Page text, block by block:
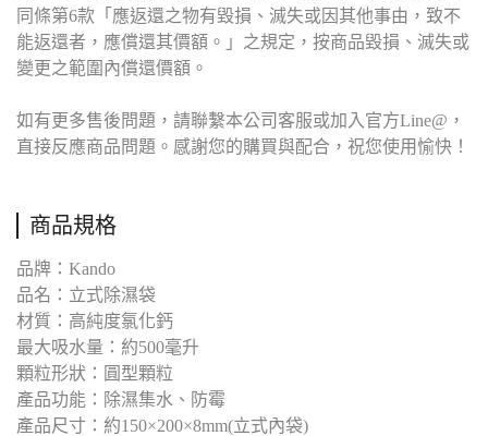
同條第6款「應返還之物有毀損、滅失或因其他事由，致不
能返還者，應償還其價額。」之規定，按商品毀損、滅失或
變更之範圍內償還價額。
如有更多售後問題，請聯繫本公司客服或加入官方Line@，
直接反應商品問題。感謝您的購買與配合，祝您使用愉快！
商品規格
品牌：Kando
品名：立式除濕袋
材質：高純度氯化鈣
最大吸水量：約500毫升
顆粒形狀：圓型顆粒
產品功能：除濕集水、防霉
產品尺寸：約150×200×8mm(立式內袋)